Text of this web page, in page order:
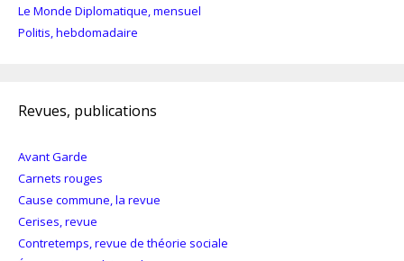
Le Monde Diplomatique, mensuel
Politis, hebdomadaire
Revues, publications
Avant Garde
Carnets rouges
Cause commune, la revue
Cerises, revue
Contretemps, revue de théorie sociale